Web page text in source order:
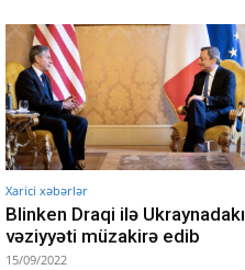
Xarici xəbərlər
Blinken Draqi ilə Ukraynadakı
vəziyyəti müzakirə edib
15/09/2022